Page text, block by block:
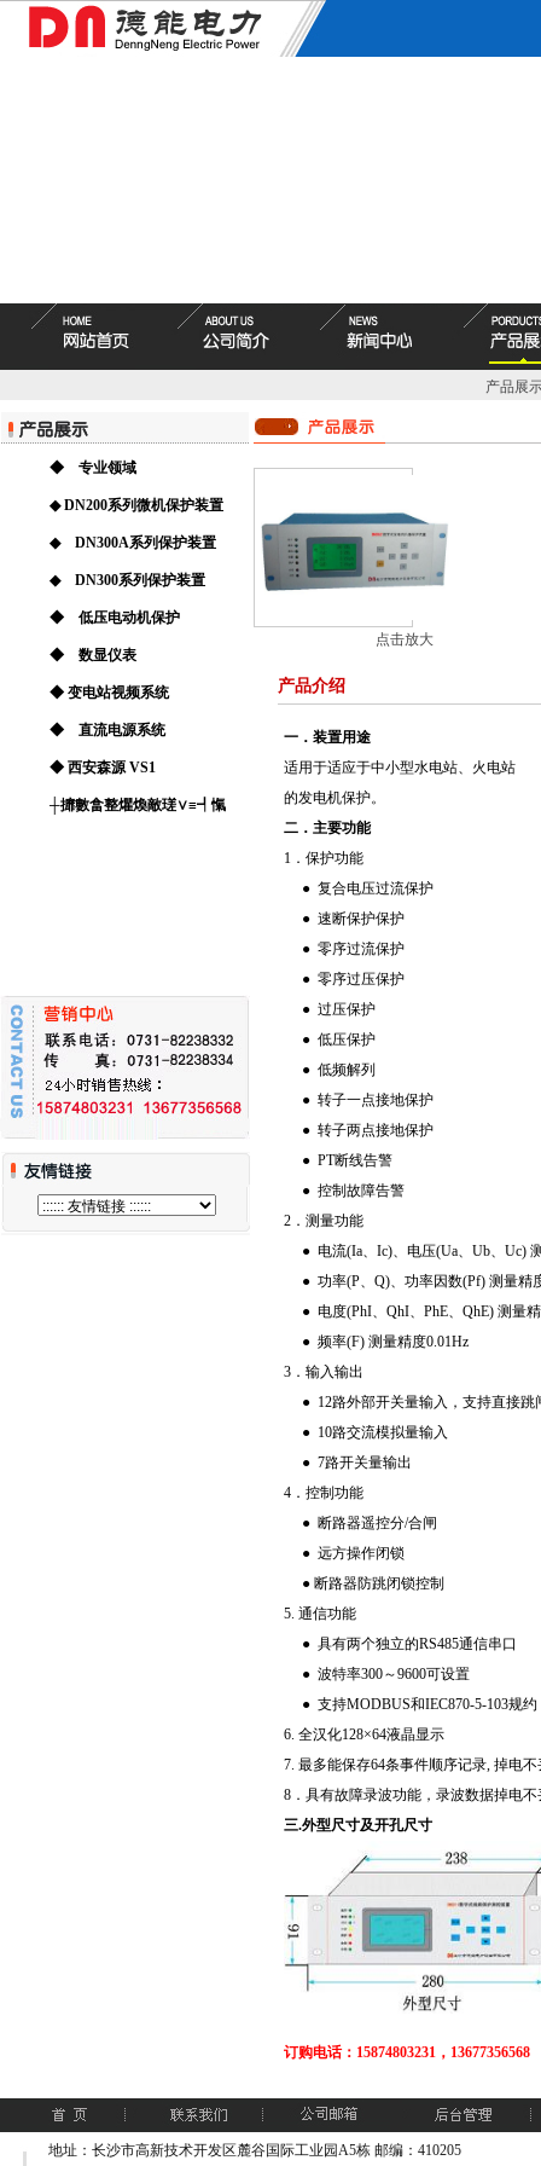
产品展
◆ 专业领域
◆ DN200系列微机保护装置
◆ DN300A系列保护装置
◆ DN300系列保护装置
◆ 低压电动机保护
◆ 数显仪表
◆ 变电站视频系统
◆ 直流电源系统
◆ 西安森源 VS1
┼攠數畣整爠煥敵瑳∨≡┩愾
点击放大
产品介绍
一．装置用途
适用于适应于中小型水电站、火电站
的发电机保护。
二．主要功能
1．保护功能
● 复合电压过流保护
● 速断保护保护
● 零序过流保护
● 零序过压保护
● 过压保护
● 低压保护
● 低频解列
● 转子一点接地保护
● 转子两点接地保护
● PT断线告警
● 控制故障告警
2．测量功能
● 电流(Ia、Ic)、电压(Ua、Ub、Uc)
● 功率(P、Q)、功率因数(Pf) 测量精
● 电度(PhI、QhI、PhE、QhE) 测量
● 频率(F) 测量精度0.01Hz
3．输入输出
● 12路外部开关量输入，支持直接跳
● 10路交流模拟量输入
● 7路开关量输出
4．控制功能
● 断路器遥控分/合闸
● 远方操作闭锁
● 断路器防跳闭锁控制
5. 通信功能
● 具有两个独立的RS485通信串口
● 波特率300～9600可设置
● 支持MODBUS和IEC870-5-103规约
6. 全汉化128×64液晶显示
7. 最多能保存64条事件顺序记录, 掉电不
8．具有故障录波功能，录波数据掉电不
三.外型尺寸及开孔尺寸
订购电话：15874803231，13677356568
地址：长沙市高新技术开发区麓谷国际工业园A5栋 邮编：410205